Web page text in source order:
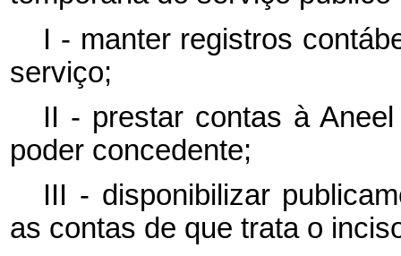
I - manter registros
serviço;
II - prestar contas à
poder concedente;
III - disponibilizar
as contas de que trata o